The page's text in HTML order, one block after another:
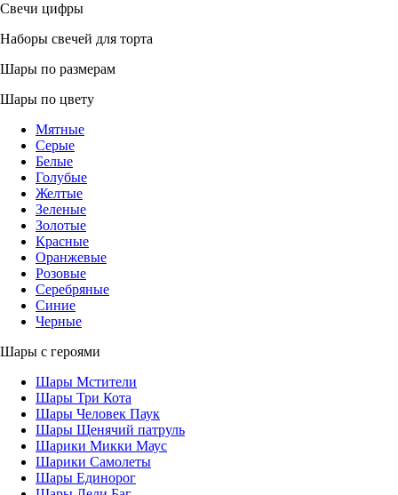
Свечи цифры
Наборы свечей для торта
Шары по размерам
Шары по цвету
Мятные
Серые
Белые
Голубые
Желтые
Зеленые
Золотые
Красные
Оранжевые
Розовые
Серебряные
Синие
Черные
Шары с героями
Шары Мстители
Шары Три Кота
Шары Человек Паук
Шары Щенячий патруль
Шарики Микки Маус
Шарики Самолеты
Шары Единорог